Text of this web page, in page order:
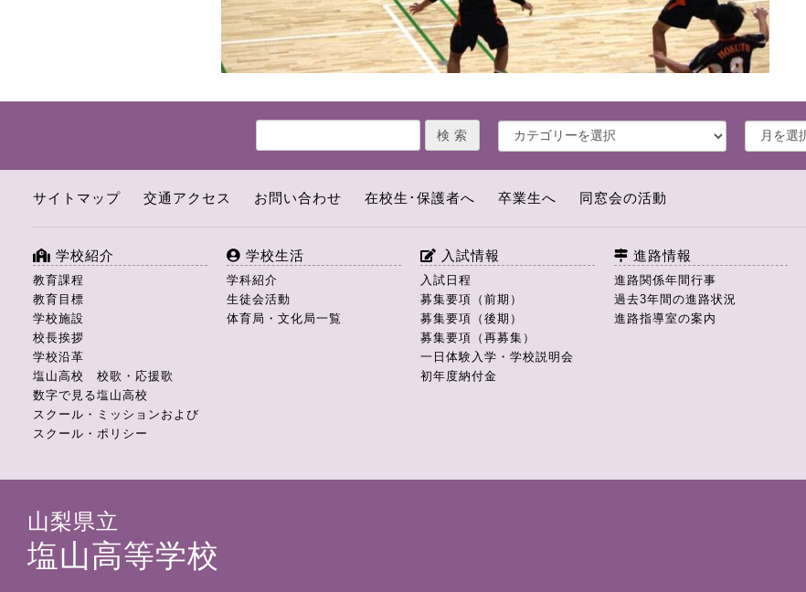
サイトマップ 交通アクセス お問い合わせ 在校生･保護者へ 卒業生へ 同窓会の活動
学校紹介
教育課程
教育目標
学校施設
校長挨拶
学校沿革
塩山高校 校歌・応援歌
数字で見る塩山高校
スクール・ミッションおよび
スクール・ポリシー
学校生活
学科紹介
生徒会活動
体育局・文化局一覧
入試情報
入試日程
募集要項（前期）
募集要項（後期）
募集要項（再募集）
一日体験入学・学校説明会
初年度納付金
進路情報
進路関係年間行事
過去3年間の進路状況
進路指導室の案内
山梨県立
塩山高等学校